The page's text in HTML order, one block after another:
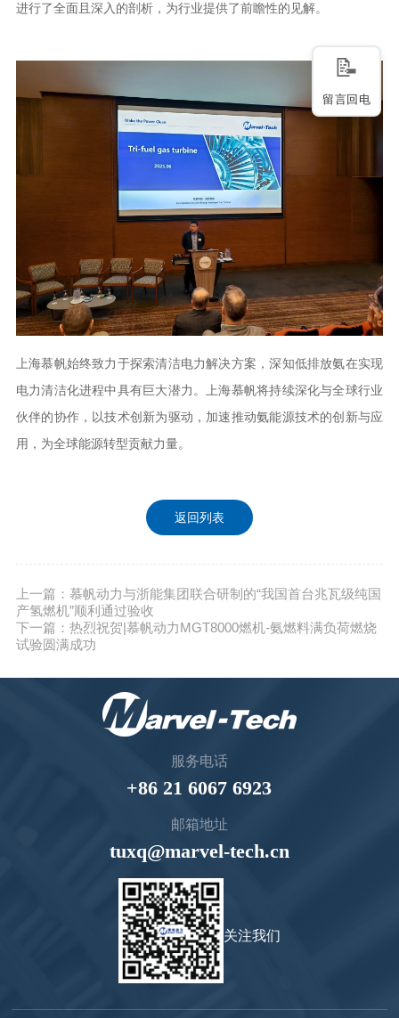
进行了全面且深入的剖析，为行业提供了前瞻性的见解。
上海慕帆始终致力于探索清洁电力解决方案，深知低排放氨在实现
电力清洁化进程中具有巨大潜力。上海慕帆将持续深化与全球行业
伙伴的协作，以技术创新为驱动，加速推动氨能源技术的创新与应
用，为全球能源转型贡献力量。
返回列表
上一篇：慕帆动力与浙能集团联合研制的“我国首台兆瓦级纯国
产氢燃机”顺利通过验收
下一篇：热烈祝贺|慕帆动力MGT8000燃机-氨燃料满负荷燃烧
试验圆满成功
服务电话
+86 21 6067 6923
邮箱地址
tuxq@marvel-tech.cn
关注我们
留言回电